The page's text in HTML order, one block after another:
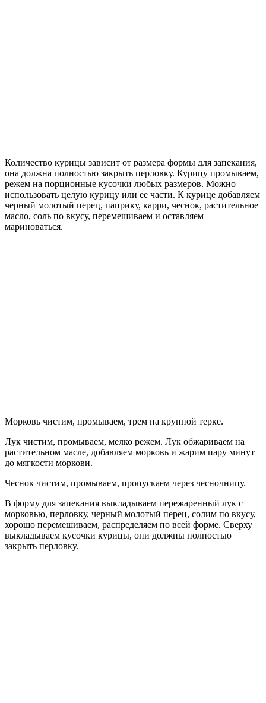
Количество курицы зависит от размера формы для запекания,
она должна полностью закрыть перловку. Курицу промываем,
режем на порционные кусочки любых размеров. Можно
использовать целую курицу или ее части. К курице добавляем
черный молотый перец, паприку, карри, чеснок, растительное
масло, соль по вкусу, перемешиваем и оставляем
мариноваться.
Морковь чистим, промываем, трем на крупной терке.
Лук чистим, промываем, мелко режем. Лук обжариваем на
растительном масле, добавляем морковь и жарим пару минут
до мягкости моркови.
Чеснок чистим, промываем, пропускаем через чесночницу.
В форму для запекания выкладываем пережаренный лук с
морковью, перловку, черный молотый перец, солим по вкусу,
хорошо перемешиваем, распределяем по всей форме. Сверху
выкладываем кусочки курицы, они должны полностью
закрыть перловку.